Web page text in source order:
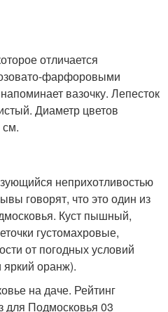
отличается
фарфоровыми
вазочку. Лепесток
Диаметр цветов
см.
неприхотливостью
говорят, что это один из
Куст пышный,
густомахровые,
от погодных условий
оранж).